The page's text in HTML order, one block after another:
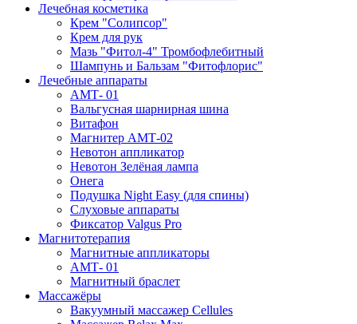
Лечебная косметика
Крем "Солипсор"
Крем для рук
Мазь "Фитол-4" Тромбофлебитный
Шампунь и Бальзам "Фитофлорис"
Лечебные аппараты
АМТ- 01
Вальгусная шарнирная шина
Витафон
Магнитер АМТ-02
Невотон аппликатор
Невотон Зелёная лампа
Онега
Подушка Night Easy (для спины)
Слуховые аппараты
Фиксатор Valgus Pro
Магнитотерапия
Магнитные аппликаторы
АМТ- 01
Магнитный браслет
Массажёры
Вакуумный массажер Cellules